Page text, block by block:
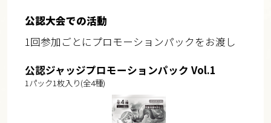
公認大会での活動
1回参加ごとにプロモーションパックをお渡し
公認ジャッジプロモーションパック Vol.1
1パック1枚入り(全4種)